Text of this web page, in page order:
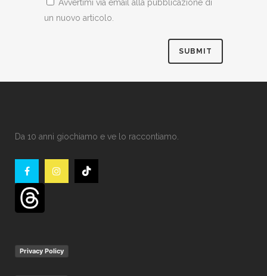
Avvertimi via email alla pubblicazione di
un nuovo articolo.
Da 10 anni giochiamo e ve lo raccontiamo.
Privacy Policy